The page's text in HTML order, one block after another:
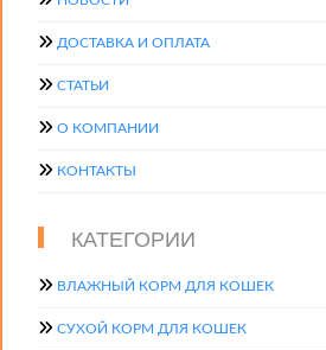
ДОСТАВКА И ОПЛАТА
СТАТЬИ
О КОМПАНИИ
КОНТАКТЫ
КАТЕГОРИИ
ВЛАЖНЫЙ КОРМ ДЛЯ КОШЕК
СУХОЙ КОРМ ДЛЯ КОШЕК